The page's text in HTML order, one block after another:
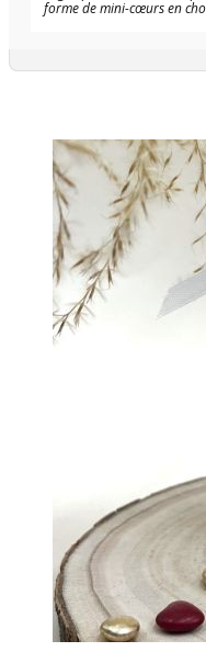
forme de mini-cœurs en